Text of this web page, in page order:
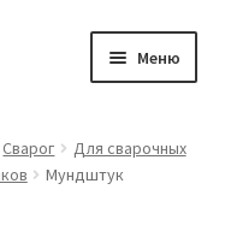
Меню
Сварог
Для сварочных
Мундштук